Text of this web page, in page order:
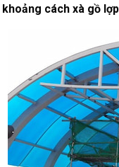
khoảng cách xà gồ